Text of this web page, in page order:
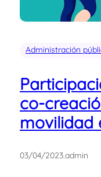
Administración
co-
movilidad
03/04/2023.admin